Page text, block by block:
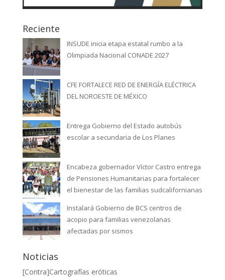
Reciente
INSUDE inicia etapa estatal rumbo a la
Olimpiada Nacional CONADE 2027
CFE FORTALECE RED DE ENERGÍA ELÉCTRICA
DEL NOROESTE DE MÉXICO
Entrega Gobierno del Estado autobús
escolar a secundaria de Los Planes
Encabeza gobernador Víctor Castro entrega
de Pensiones Humanitarias para fortalecer
el bienestar de las familias sudcalifornianas
Instalará Gobierno de BCS centros de
acopio para familias venezolanas
afectadas por sismos
Noticias
[Contra]Cartografías eróticas